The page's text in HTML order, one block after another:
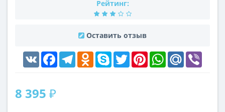
Рейтинг:
Оставить отзыв
VK FacebookTelegramOdnoklassniki
Skype Twitter PinterestWhatsAppMail.Ru
8 395 ₽